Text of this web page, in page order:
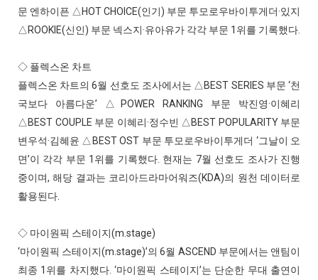
문 엔하이픈 △HOT CHOICE(인기) 부문 투모로우바이투게더·있지
△ROOKIE(신인) 부문 넥스지·유아유가 각각 부문 1위를 기록했다.
◇ 플렉스온 차트
플렉스온 차트의 6월 선호도 조사에서는 △BEST SERIES 부문 ‘천
국보다 아름다운’ △POWER RANKING 부문 박진영·이혜리
△BEST COUPLE 부문 이혜리·정수빈 △BEST POPULARITY 부문
변우석·김혜윤 △BEST OST 부문 투모로우바이투게더 ‘그날이 오
면’이 각각 부문 1위를 기록했다. 현재는 7월 선호도 조사가 진행
중이며, 해당 결과는 코리아드라마어워즈(KDA)의 원천 데이터로
활용된다.
◇ 마이원픽 스테이지(m.stage)
‘마이원픽 스테이지(m.stage)’의 6월 ASCEND 부문에서는 앤팀이
최종 1위를 차지했다. ‘마이원픽 스테이지’는 단순한 무대 출연이